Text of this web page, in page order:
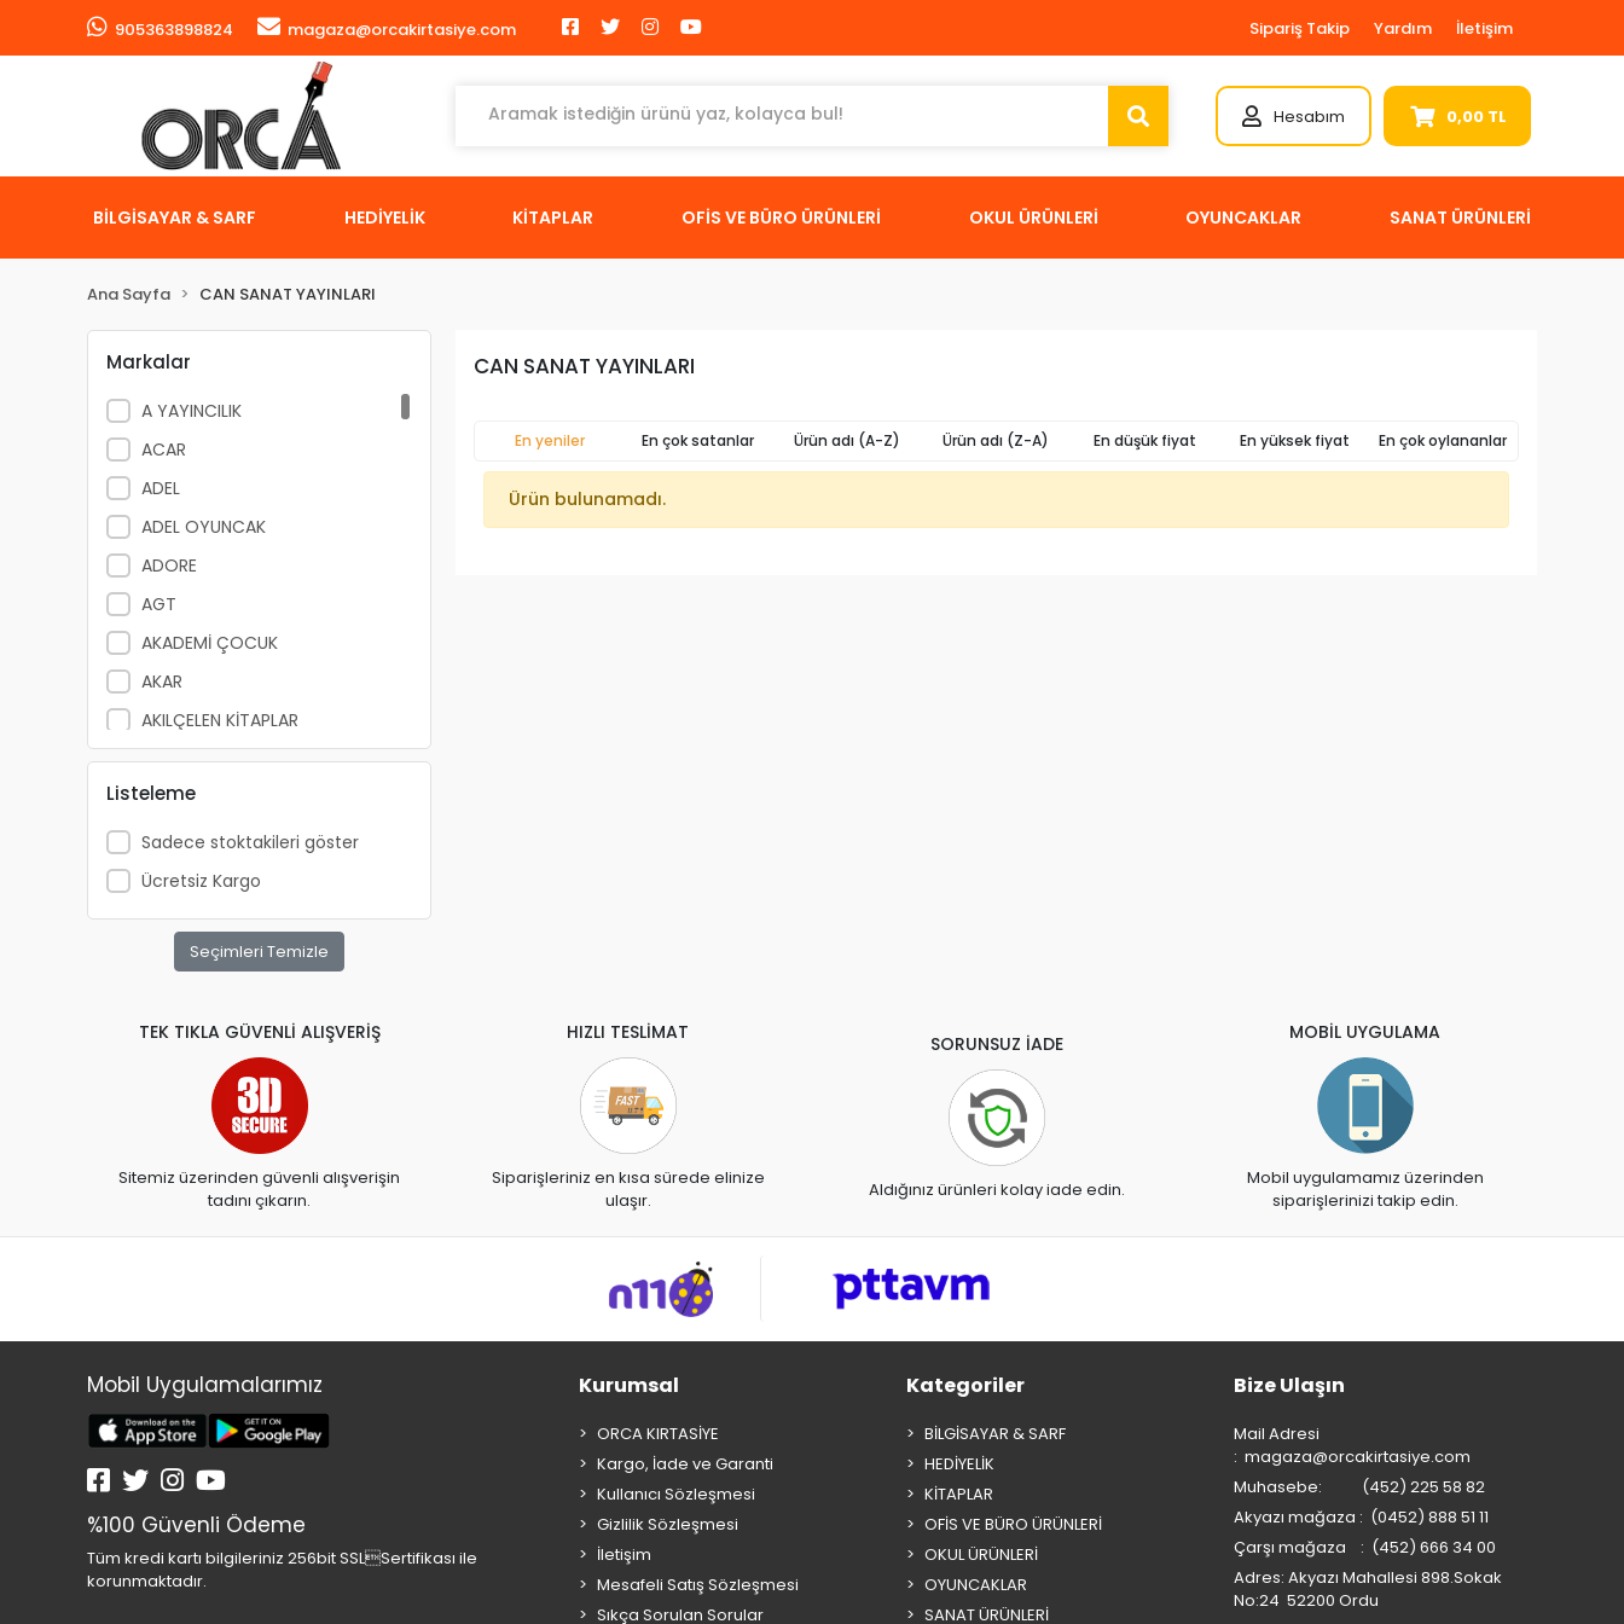
905363898824 magaza@orcakirtasiye.com Sipariş Takip Yardım İletişim
Hesabım 0,00 TL
BİLGİSAYAR & SARF HEDİYELİK KİTAPLAR OFİS VE BÜRO ÜRÜNLERİ OKUL ÜRÜNLERİ OYUNCAKLAR SANAT ÜRÜNLERİ
Ana Sayfa CAN SANAT YAYINLARI
Markalar
A YAYINCILIK
ACAR
ADEL
ADEL OYUNCAK
ADORE
AGT
AKADEMİ ÇOCUK
AKAR
AKILÇELEN KİTAPLAR
ALEMDAR
ALEX SCHOELLER
ALFA YAYINLARI
ALPİNO
ALTIN KİTAP
APRİL
ARKADAŞ YAYINCILIK
ARTDECO
ARTDECO 140
ARTEMİS YAYINLARI
BAYINDIR
BEAR&DEAR
BECKS
BELMİL
BENETTON
BESTWAY
BEYAZ BALİNA YAYINLARI
Listeleme
Sadece stoktakileri göster
Ücretsiz Kargo
Seçimleri Temizle
CAN SANAT YAYINLARI
En yeniler En çok satanlar Ürün adı (A-Z) Ürün adı (Z-A) En düşük fiyat En yüksek fiyat En çok oylananlar
Ürün bulunamadı.
TEK TIKLA GÜVENLİ ALIŞVERİŞ
Sitemiz üzerinden güvenli alışverişin
tadını çıkarın.
HIZLI TESLİMAT
Siparişleriniz en kısa sürede elinize
ulaşır.
SORUNSUZ İADE
Aldığınız ürünleri kolay iade edin.
MOBİL UYGULAMA
Mobil uygulamamız üzerinden
siparişlerinizi takip edin.
Mobil Uygulamalarımız
%100 Güvenli Ödeme
Tüm kredi kartı bilgileriniz 256bit SSLSertifikası ile
korunmaktadır.
Kurumsal
ORCA KIRTASİYE
Kargo, İade ve Garanti
Kullanıcı Sözleşmesi
Gizlilik Sözleşmesi
İletişim
Mesafeli Satış Sözleşmesi
Sıkça Sorulan Sorular
Kategoriler
BİLGİSAYAR & SARF
HEDİYELİK
KİTAPLAR
OFİS VE BÜRO ÜRÜNLERİ
OKUL ÜRÜNLERİ
OYUNCAKLAR
SANAT ÜRÜNLERİ
Bize Ulaşın
Mail Adresi
: magaza@orcakirtasiye.com
Muhasebe: (452) 225 58 82
Akyazı mağaza : (0452) 888 51 11
Çarşı mağaza : (452) 666 34 00
Adres: Akyazı Mahallesi 898.Sokak
No:24 52200 Ordu